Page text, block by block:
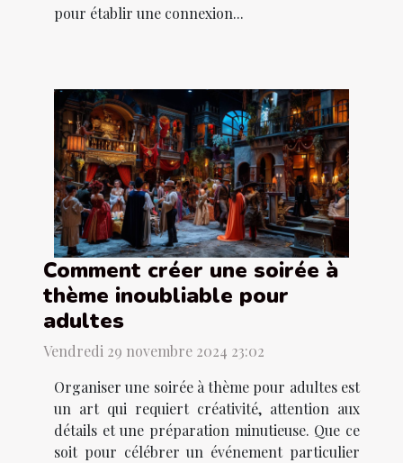
pour établir une connexion...
Comment créer une soirée à
thème inoubliable pour
adultes
Vendredi 29 novembre 2024 23:02
Organiser une soirée à thème pour adultes est
un art qui requiert créativité, attention aux
détails et une préparation minutieuse. Que ce
soit pour célébrer un événement particulier